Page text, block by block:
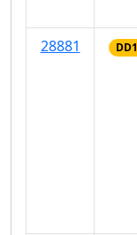
28881
DD1